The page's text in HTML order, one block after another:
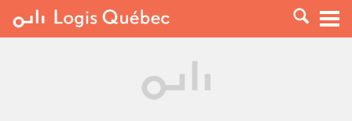
À LOUER
PLACER UNE ANNONCE